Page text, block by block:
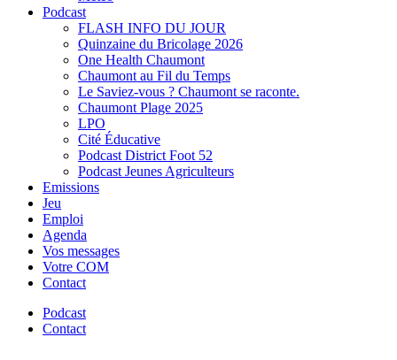
Podcast
FLASH INFO DU JOUR
Quinzaine du Bricolage 2026
One Health Chaumont
Chaumont au Fil du Temps
Le Saviez-vous ? Chaumont se raconte.
Chaumont Plage 2025
LPO
Cité Éducative
Podcast District Foot 52
Podcast Jeunes Agriculteurs
Emissions
Jeu
Emploi
Agenda
Vos messages
Votre COM
Contact
Podcast
Contact